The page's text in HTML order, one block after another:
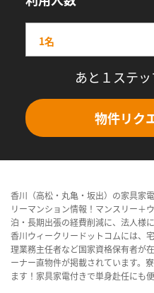
あと１ステ
物件リク
香川（高松・丸亀・坂出）の家具家
リーマンション情報！マンスリー＋
泊・長期出張の経費削減に、法人様
香川ウィークリードットコムには、
理業務主任者など国家資格保有者が
ーナー直物件が掲載されています。
ます！家具家電付きで単身赴任にも便